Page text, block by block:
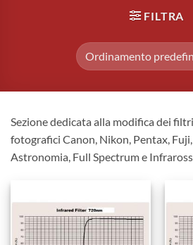
FILTRA
Sezione dedicata alla modifica dei
fotografici Canon, Nikon, Pentax, Fuji,
Astronomia, Full Spectrum e